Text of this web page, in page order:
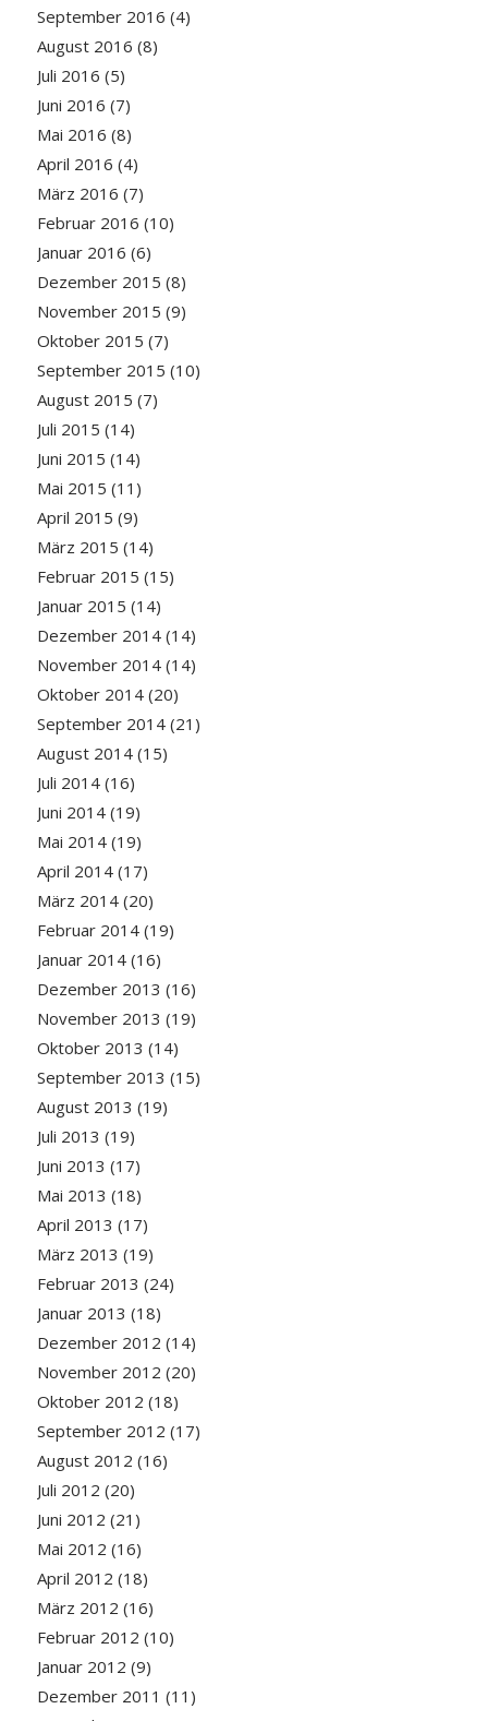
September 2016 (4)
August 2016 (8)
Juli 2016 (5)
Juni 2016 (7)
Mai 2016 (8)
April 2016 (4)
März 2016 (7)
Februar 2016 (10)
Januar 2016 (6)
Dezember 2015 (8)
November 2015 (9)
Oktober 2015 (7)
September 2015 (10)
August 2015 (7)
Juli 2015 (14)
Juni 2015 (14)
Mai 2015 (11)
April 2015 (9)
März 2015 (14)
Februar 2015 (15)
Januar 2015 (14)
Dezember 2014(14)
November 2014(14)
Oktober 2014(20)
September 2014(21)
August 2014(15)
Juli 2014(16)
Juni 2014(19)
Mai 2014(19)
April 2014(17)
März 2014(20)
Februar 2014(19)
Januar 2014(16)
Dezember 2013 (16)
November 2013 (19)
Oktober 2013 (14)
September 2013 (15)
August 2013 (19)
Juli 2013 (19)
Juni 2013 (17)
Mai 2013 (18)
April 2013 (17)
März 2013 (19)
Februar 2013 (24)
Januar 2013 (18)
Dezember 2012 (14)
November 2012 (20)
Oktober 2012 (18)
September 2012 (17)
August 2012 (16)
Juli 2012 (20)
Juni 2012 (21)
Mai 2012 (16)
April 2012 (18)
März 2012 (16)
Februar 2012 (10)
Januar 2012 (9)
Dezember 2011 (11)